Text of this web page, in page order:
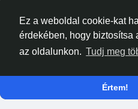
Ez a weboldal cookie-kat
érdekében, hogy biztosítsa
az oldalunkon. Tudj meg
Értem!